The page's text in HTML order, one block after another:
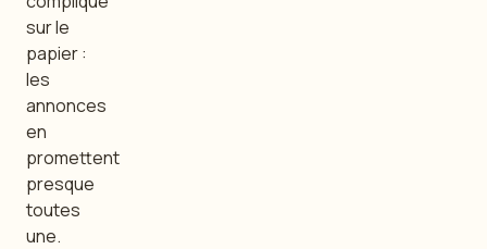
sur le
papier :
les
annonces
en
promettent
presque
toutes
une.